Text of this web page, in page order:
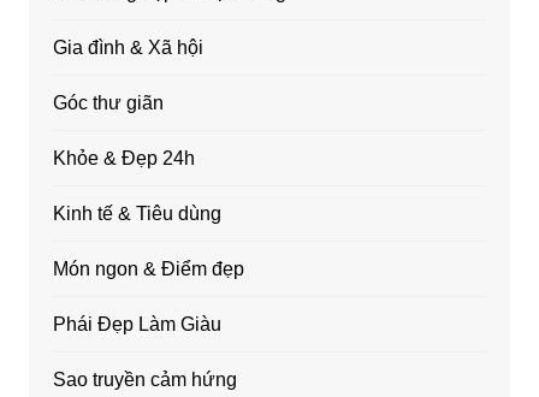
Gia đình & Xã hội
Góc thư giãn
Khỏe & Đẹp 24h
Kinh tế & Tiêu dùng
Món ngon & Điểm đẹp
Phái Đẹp Làm Giàu
Sao truyền cảm hứng